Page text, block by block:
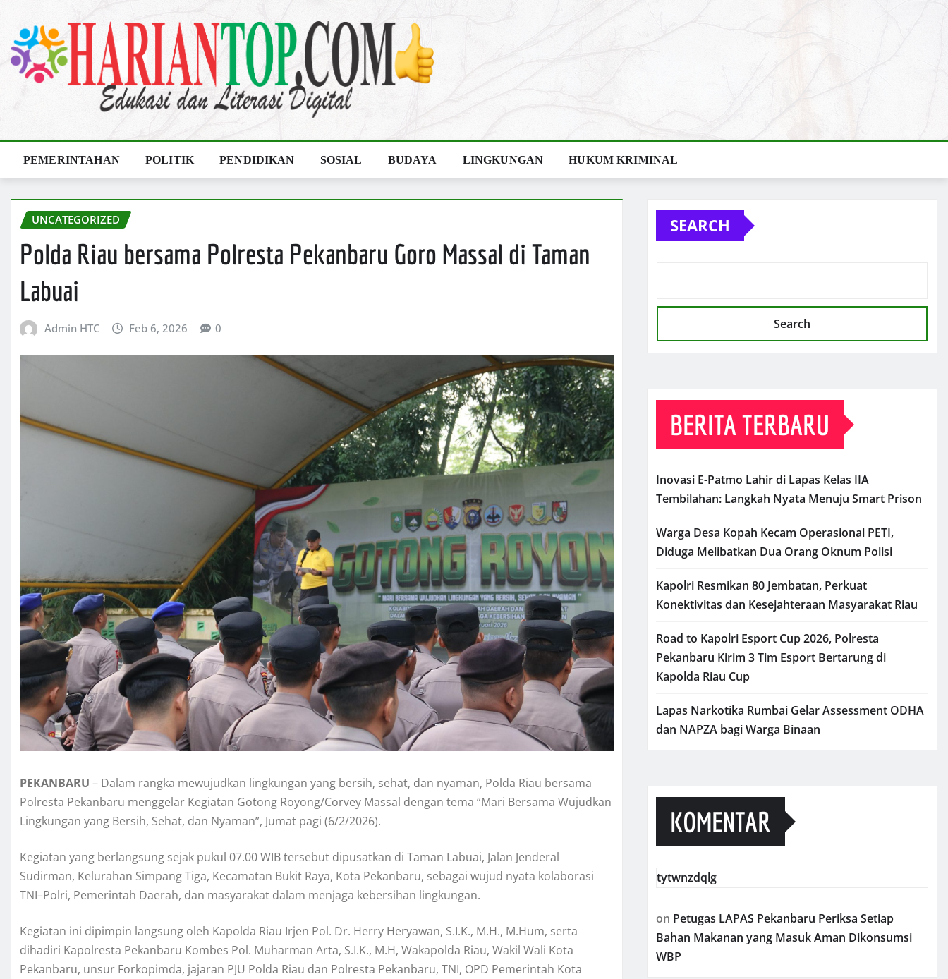
content
PEMERINTAHAN POLITIK PENDIDIKAN SOSIAL BUDAYA LINGKUNGAN HUKUM KRIMINAL
UNCATEGORIZED
Polda Riau bersama Polresta Pekanbaru Goro Massal di Taman
Labuai
Admin HTC Feb 6, 2026 0
PEKANBARU – Dalam rangka mewujudkan lingkungan yang bersih, sehat, dan nyaman, Polda Riau bersama
Polresta Pekanbaru menggelar Kegiatan Gotong Royong/Corvey Massal dengan tema “Mari Bersama Wujudkan
Lingkungan yang Bersih, Sehat, dan Nyaman”, Jumat pagi (6/2/2026).
Kegiatan yang berlangsung sejak pukul 07.00 WIB tersebut dipusatkan di Taman Labuai, Jalan Jenderal
Sudirman, Kelurahan Simpang Tiga, Kecamatan Bukit Raya, Kota Pekanbaru, sebagai wujud nyata kolaborasi
TNI–Polri, Pemerintah Daerah, dan masyarakat dalam menjaga kebersihan lingkungan.
Kegiatan ini dipimpin langsung oleh Kapolda Riau Irjen Pol. Dr. Herry Heryawan, S.I.K., M.H., M.Hum, serta
dihadiri Kapolresta Pekanbaru Kombes Pol. Muharman Arta, S.I.K., M.H, Wakapolda Riau, Wakil Wali Kota
Pekanbaru, unsur Forkopimda, jajaran PJU Polda Riau dan Polresta Pekanbaru, TNI, OPD Pemerintah Kota
SEARCH
Search
BERITA TERBARU
Inovasi E-Patmo Lahir di Lapas Kelas IIA
Tembilahan: Langkah Nyata Menuju Smart Prison
Warga Desa Kopah Kecam Operasional PETI,
Diduga Melibatkan Dua Orang Oknum Polisi
Kapolri Resmikan 80 Jembatan, Perkuat
Konektivitas dan Kesejahteraan Masyarakat Riau
Road to Kapolri Esport Cup 2026, Polresta
Pekanbaru Kirim 3 Tim Esport Bertarung di
Kapolda Riau Cup
Lapas Narkotika Rumbai Gelar Assessment ODHA
dan NAPZA bagi Warga Binaan
KOMENTAR
tytwnzdqlg
on Petugas LAPAS Pekanbaru Periksa Setiap
Bahan Makanan yang Masuk Aman Dikonsumsi
WBP